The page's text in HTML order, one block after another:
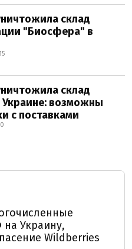
склад
"Биосфера" в
склад
Украине: возможны
с поставками
на Украину,
Wildberries